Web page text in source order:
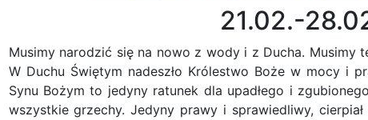
21.02.-
Musimy narodzić się na nowo z wody i z Ducha. Musimy
W Duchu Świętym nadeszło Królestwo Boże w mocy i
Synu Bożym to jedyny ratunek dla upadłego i
wszystkie grzechy. Jedyny prawy i sprawiedliwy,